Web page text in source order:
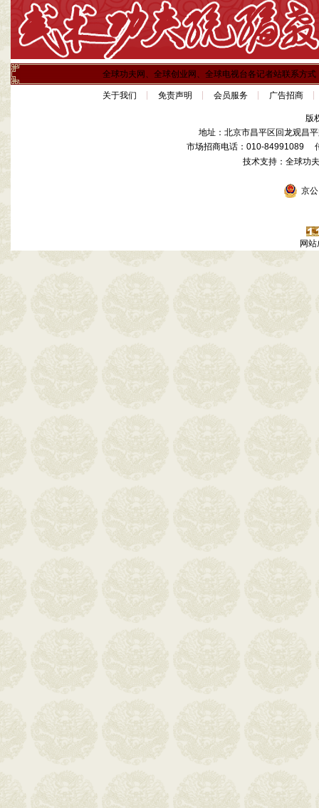
全球功夫网、全球创业网、全球电视台各记者站联系方式
关于我们 免责声明 会员服务 广告招商
版
地址：北京市昌平区回龙观昌
市场招商电话：010-84991089
技术支持：全球
京公
网